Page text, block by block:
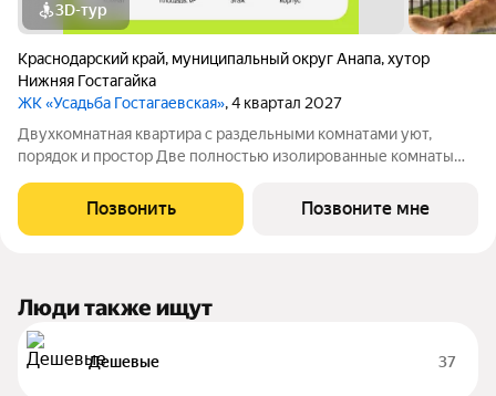
3D-тур
Краснодарский край, муниципальный округ Анапа,хутор
Нижняя Гостагайка
ЖК «Усадьба Гостагаевская», 4 квартал 2027
Двухкомнатная квартира с раздельными комнатами уют,
порядок и простор Две полностью изолированные комнаты
гостиная, кабинет или детская решать вам. Отдельная кухня
сохраняет чистоту и уют
Позвонить Позвоните мне
Люди также ищут
Дешевые 37